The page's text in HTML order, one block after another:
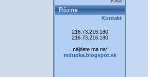
Rôzne
Kontakt
216.73.216.180
216.73.216.180
nájdete ma na:
mdupka.blogspot.sk